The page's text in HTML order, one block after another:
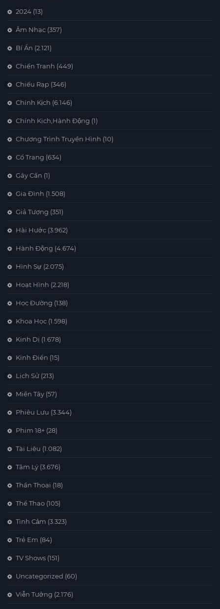
2024 (13)
Âm Nhạc (357)
Bí Ẩn (2.121)
Chiến Tranh (449)
Chiếu Rạp (346)
Chính Kịch (6.146)
Chính Kịch,Hành Động (1)
Chương Trình Truyền Hình (10)
Cổ Trang (634)
Gây Cấn (1)
Gia Đình (1.508)
Giả Tượng (351)
Hài Hước (3.962)
Hành Động (4.674)
Hình Sự (2.075)
Hoạt Hình (2.218)
Học Đường (138)
Khoa Học (1.598)
Kinh Dị (1.678)
Kinh Điển (15)
Lịch Sử (213)
Miền Tây (57)
Phiêu Lưu (3.344)
Phim 18+ (28)
Tài Liệu (1.082)
Tâm Lý (3.676)
Thần Thoại (18)
Thể Thao (105)
Tình Cảm (3.323)
Trẻ Em (84)
TV Shows (151)
Uncategorized (60)
Viễn Tưởng (2.176)